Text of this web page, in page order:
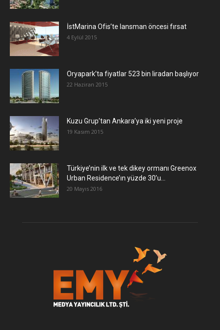
İstMarina Ofis’te lansman öncesi fırsat
4 Eylül 2015
Oryapark’ta fiyatlar 523 bin liradan başlıyor
22 Haziran 2015
​Kuzu Grup’tan Ankara’ya iki yeni proje
19 Kasım 2015
Türkiye’nin ilk ve tek dikey ormanı Greenox
Urban Residence’ın yüzde 30’u...
20 Mayıs 2016